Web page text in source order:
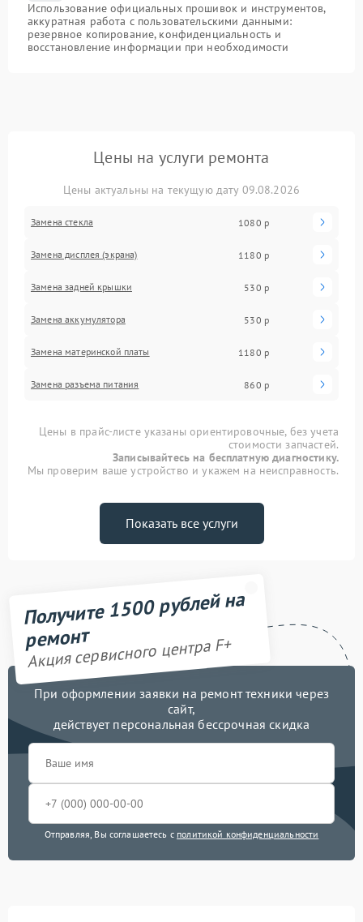
Использование официальных прошивок и инструментов,
аккуратная работа с пользовательскими данными:
резервное копирование, конфиденциальность и
восстановление информации при необходимости
Цены на услуги ремонта
Цены актуальны на текущую дату 09.08.2026
Замена стекла 1080 р
Замена дисплея (экрана) 1180 р
Замена задней крышки 530 р
Замена аккумулятора 530 р
Замена материнской платы 1180 р
Замена разъема питания 860 р
Цены в прайс-листе указаны ориентировочные, без учета
стоимости запчастей.
Записывайтесь на бесплатную диагностику.
Мы проверим ваше устройство и укажем на неисправность.
Показать все услуги
Получите 1500 рублей на
ремонт
Акция сервисного центра F+
При оформлении заявки на ремонт техники через
сайт,
действует персональная бессрочная скидка
Отправляя, Вы соглашаетесь с политикой конфиденциальности